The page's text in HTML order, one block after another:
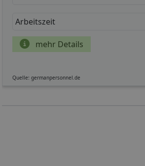
Arbeitszeit
mehr Details
Quelle: germanpersonnel.de